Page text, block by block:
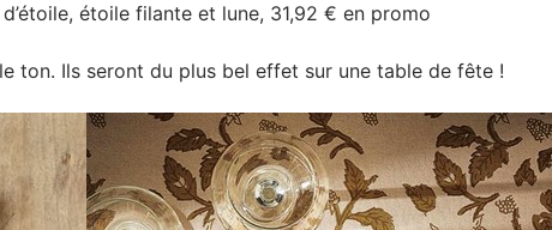
étoile filante et lune, 31,92 € en promo
ton. Ils seront du plus bel effet sur une table de fête !